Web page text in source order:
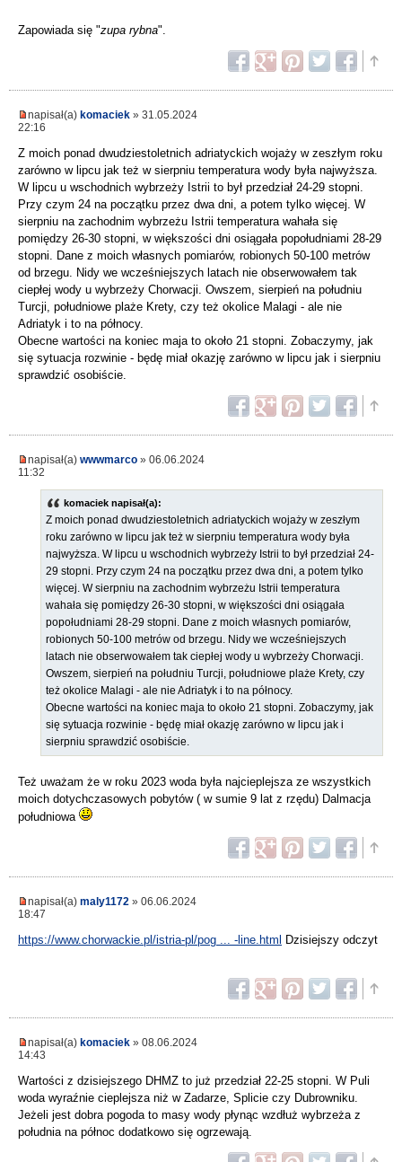
Zapowiada się "zupa rybna".
napisał(a) komaciek » 31.05.2024
22:16
Z moich ponad dwudziestoletnich adriatyckich wojaży w zeszłym roku
zarówno w lipcu jak też w sierpniu temperatura wody była najwyższa.
W lipcu u wschodnich wybrzeży Istrii to był przedział 24-29 stopni.
Przy czym 24 na początku przez dwa dni, a potem tylko więcej. W
sierpniu na zachodnim wybrzeżu Istrii temperatura wahała się
pomiędzy 26-30 stopni, w większości dni osiągała popołudniami 28-29
stopni. Dane z moich własnych pomiarów, robionych 50-100 metrów
od brzegu. Nidy we wcześniejszych latach nie obserwowałem tak
ciepłej wody u wybrzeży Chorwacji. Owszem, sierpień na południu
Turcji, południowe plaże Krety, czy też okolice Malagi - ale nie
Adriatyk i to na północy.
Obecne wartości na koniec maja to około 21 stopni. Zobaczymy, jak
się sytuacja rozwinie - będę miał okazję zarówno w lipcu jak i sierpniu
sprawdzić osobiście.
napisał(a) wwwmarco » 06.06.2024
11:32
komaciek napisał(a):
Z moich ponad dwudziestoletnich adriatyckich wojaży w zeszłym
roku zarówno w lipcu jak też w sierpniu temperatura wody była
najwyższa. W lipcu u wschodnich wybrzeży Istrii to był przedział 24-
29 stopni. Przy czym 24 na początku przez dwa dni, a potem tylko
więcej. W sierpniu na zachodnim wybrzeżu Istrii temperatura
wahała się pomiędzy 26-30 stopni, w większości dni osiągała
popołudniami 28-29 stopni. Dane z moich własnych pomiarów,
robionych 50-100 metrów od brzegu. Nidy we wcześniejszych
latach nie obserwowałem tak ciepłej wody u wybrzeży Chorwacji.
Owszem, sierpień na południu Turcji, południowe plaże Krety, czy
też okolice Malagi - ale nie Adriatyk i to na północy.
Obecne wartości na koniec maja to około 21 stopni. Zobaczymy, jak
się sytuacja rozwinie - będę miał okazję zarówno w lipcu jak i
sierpniu sprawdzić osobiście.
Też uważam że w roku 2023 woda była najcieplejsza ze wszystkich
moich dotychczasowych pobytów ( w sumie 9 lat z rzędu) Dalmacja
południowa
napisał(a) maly1172 » 06.06.2024
18:47
https://www.chorwackie.pl/istria-pl/pog ... -line.html Dzisiejszy odczyt
napisał(a) komaciek » 08.06.2024
14:43
Wartości z dzisiejszego DHMZ to już przedział 22-25 stopni. W Puli
woda wyraźnie cieplejsza niż w Zadarze, Splicie czy Dubrowniku.
Jeżeli jest dobra pogoda to masy wody płynąc wzdłuż wybrzeża z
południa na północ dodatkowo się ogrzewają.